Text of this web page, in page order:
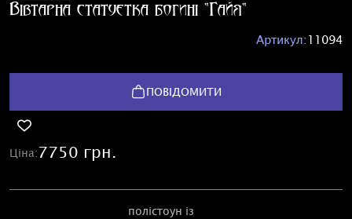
Вівтарна статуетка богині "Гайя"
Артикул:11094
ПОВІДОМИТИ
Ціна:7750 грн.
полістоун із